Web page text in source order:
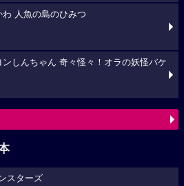
人魚の島のひみつ
しんちゃん 奇々怪々！オラの妖怪バケ
スターズ